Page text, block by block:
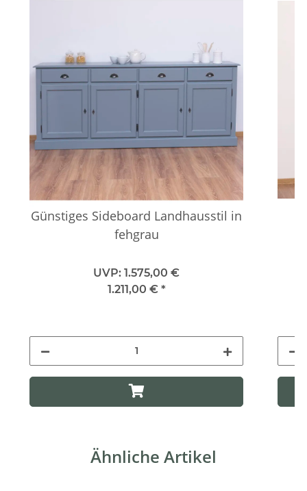
Günstiges Sideboard Landhausstil in
fehgrau
UVP: 1.575,00 €
1.211,00 € *
Ähnliche Artikel